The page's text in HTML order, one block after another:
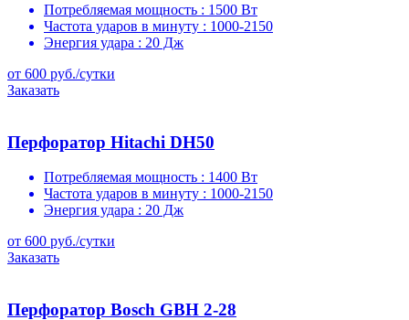
Потребляемая мощность : 1500 Вт
Частота ударов в минуту : 1000-2150
Энергия удара : 20 Дж
от 600 руб./сутки
Заказать
Перфоратор Hitachi DH50
Потребляемая мощность : 1400 Вт
Частота ударов в минуту : 1000-2150
Энергия удара : 20 Дж
от 600 руб./сутки
Заказать
Перфоратор Bosch GBH 2-28